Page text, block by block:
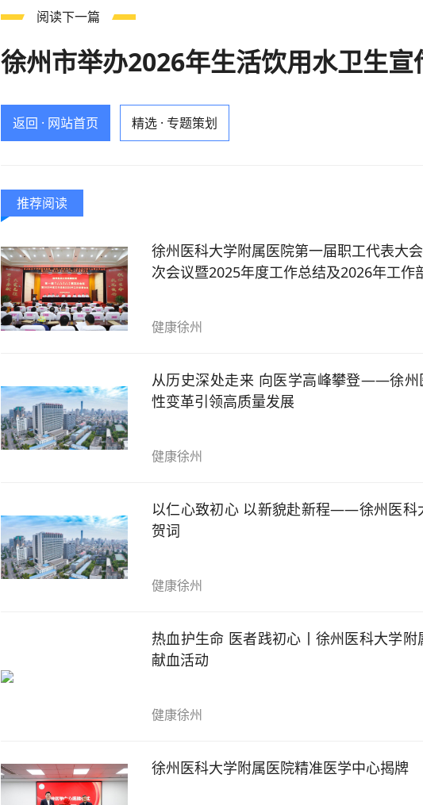
阅读下一篇
徐州市举办2026年生活饮用水卫生宣
返回 · 网站首页 精选 · 专题策划
推荐阅读
徐州医科大学附属医院第一届职工代表大
次会议暨2025年度工作总结及2026年工作
健康徐州
从历史深处走来 向医学高峰攀登——徐州
性变革引领高质量发展
健康徐州
以仁心致初心 以新貌赴新程——徐州医科
贺词
健康徐州
热血护生命 医者践初心丨徐州医科大学
献血活动
健康徐州
徐州医科大学附属医院精准医学中心揭牌